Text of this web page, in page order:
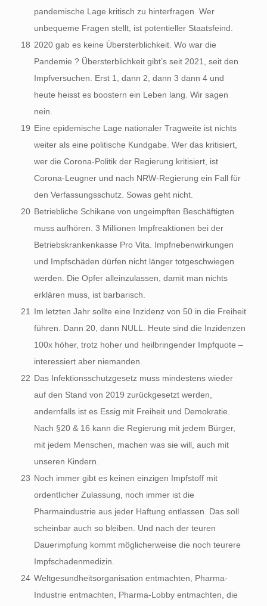
pandemische Lage kritisch zu hinterfragen. Wer
unbequeme Fragen stellt, ist potentieller Staatsfeind.
18 2020 gab es keine Übersterblichkeit. Wo war die
Pandemie ? Übersterblichkeit gibt’s seit 2021, seit den
Impfversuchen. Erst 1, dann 2, dann 3 dann 4 und
heute heisst es boostern ein Leben lang. Wir sagen
nein.
19 Eine epidemische Lage nationaler Tragweite ist nichts
weiter als eine politische Kundgabe. Wer das kritisiert,
wer die Corona-Politik der Regierung kritisiert, ist
Corona-Leugner und nach NRW-Regierung ein Fall für
den Verfassungsschutz. Sowas geht nicht.
20 Betriebliche Schikane von ungeimpften Beschäftigten
muss aufhören. 3 Millionen Impfreaktionen bei der
Betriebskrankenkasse Pro Vita. Impfnebenwirkungen
und Impfschäden dürfen nicht länger totgeschwiegen
werden. Die Opfer alleinzulassen, damit man nichts
erklären muss, ist barbarisch.
21
Im letzten Jahr sollte eine Inzidenz von 50 in die Freiheit
führen. Dann 20, dann NULL. Heute sind die Inzidenzen
100x höher, trotz hoher und heilbringender Impfquote –
interessiert aber niemanden.
22 Das Infektionsschutzgesetz muss mindestens wieder
auf den Stand von 2019 zurückgesetzt werden,
andernfalls ist es Essig mit Freiheit und Demokratie.
Nach §20 & 16 kann die Regierung mit jedem Bürger,
mit jedem Menschen, machen was sie will, auch mit
unseren Kindern.
23 Noch immer gibt es keinen einzigen Impfstoff mit
ordentlicher Zulassung, noch immer ist die
Pharmaindustrie aus jeder Haftung entlassen. Das soll
scheinbar auch so bleiben. Und nach der teuren
Dauerimpfung kommt möglicherweise die noch teurere
Impfschadenmedizin.
24 Weltgesundheitsorganisation entmachten, Pharma-
Industrie entmachten, Pharma-Lobby entmachten, die